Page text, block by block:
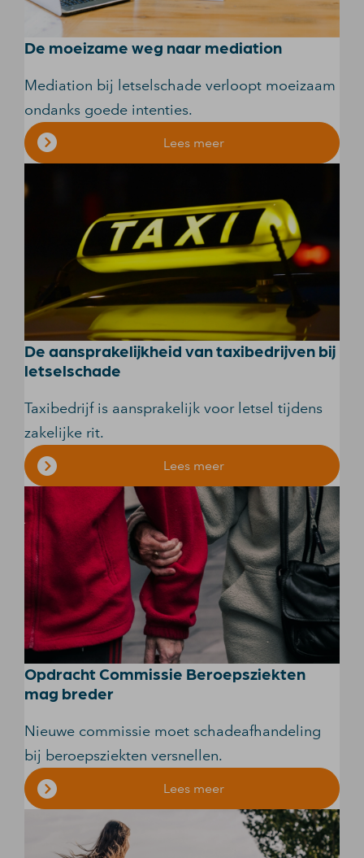
De moeizame weg naar mediation
Mediation bij letselschade verloopt moeizaam
ondanks goede intenties.
Lees meer
De aansprakelijkheid van taxibedrijven bij
letselschade
Taxibedrijf is aansprakelijk voor letsel tijdens
zakelijke rit.
Lees meer
Opdracht Commissie Beroepsziekten
mag breder
Nieuwe commissie moet schadeafhandeling
bij beroepsziekten versnellen.
Lees meer